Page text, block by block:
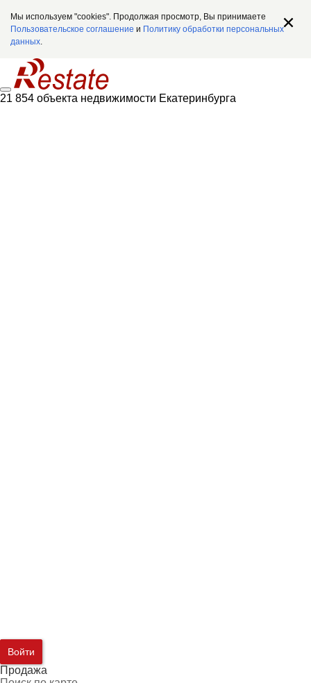
Мы используем "cookies". Продолжая просмотр, Вы принимаете
Пользовательское соглашение и Политику обработки персональных
данных.
21 854 объекта недвижимости Екатеринбурга
Войти
Продажа